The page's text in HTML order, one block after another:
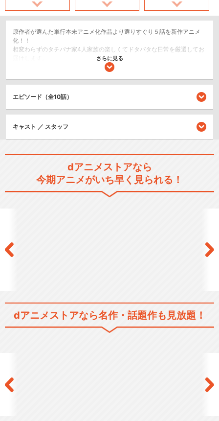
原作者が選んた単行本未アニメ化作品より選りすぐり５話を新作アニメ
化！！
相変わらずのタチバナ家4人家族の楽しくてドタバタな日常を厳選してお
日常/ほのぼの
キッズ/ファミリー
シリーズ／関連のアニメ作品
あたしンち(第79話～第104
さらに見る
エピソード（全10話）
キャスト ／ スタッフ
dアニメストアなら
今期アニメがいち早く見られる！
dアニメストアなら名作・話題作も見放題！